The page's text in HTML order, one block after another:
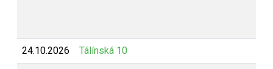
24.10.2026 Tálínská 10